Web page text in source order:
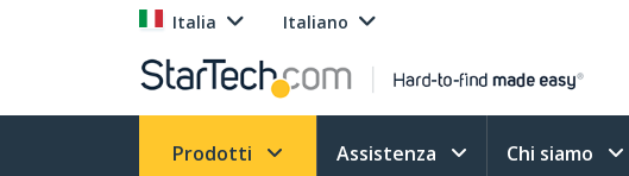
Italia Italiano
Prodotti Assistenza Chi siamo